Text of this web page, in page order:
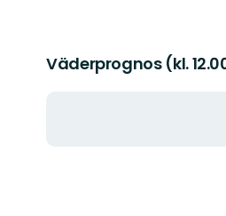
Väderprognos (kl.